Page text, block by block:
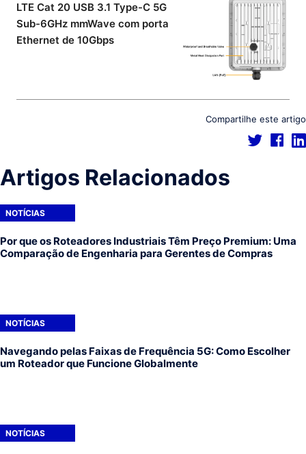
LTE Cat 20 USB 3.1 Type-C 5G
Sub-6GHz mmWave com porta
Ethernet de 10Gbps
Compartilhe este artigo
Artigos Relacionados
NOTÍCIAS
Por que os Roteadores Industriais Têm Preço Premium: Uma
Comparação de Engenharia para Gerentes de Compras
NOTÍCIAS
Navegando pelas Faixas de Frequência 5G: Como Escolher
um Roteador que Funcione Globalmente
NOTÍCIAS